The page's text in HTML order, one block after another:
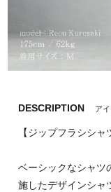
DESCRIPTION ア
【ジップフラシシャ
ベーシックなシャツ
施したデザインシャ